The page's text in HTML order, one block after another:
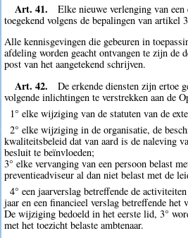
Art. 41.
Elke nieuwe verlenging van
toegekend volgens de bepalingen van artikel
Alle kennisgevingen die gebeuren in
afdeling worden geacht ontvangen te zijn de
post van het aangetekend schrijven.
Art. 42.
De erkende diensten zijn ertoe
volgende inlichtingen te verstrekken aan de
1° elke wijziging van de statuten van de
2° elke wijziging in de organisatie, de
kwaliteitsbeleid dat van aard is de naleving
besluit te beïnvloeden;
3° elke vervanging van een persoon belast
preventieadviseur al dan niet belast met de
4° een jaarverslag betreffende de
jaar en een financieel verslag betreffende het
De wijziging bedoeld in het eerste lid, 3°
met het toezicht belaste ambtenaar.